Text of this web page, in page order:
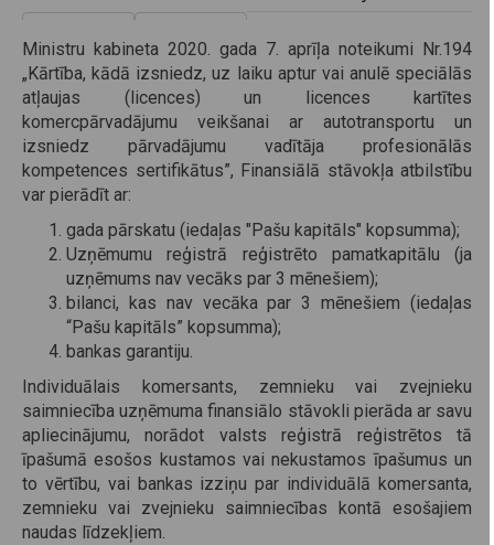
Ministru kabineta 2020. gada 7. aprīļa noteikumi Nr.194
„Kārtība, kādā izsniedz, uz laiku aptur vai anulē speciālās
atļaujas (licences) un licences kartītes
komercpārvadājumu veikšanai ar autotransportu un
izsniedz pārvadājumu vadītāja profesionālās
kompetences sertifikātus”, Finansiālā stāvokļa atbilstību
var pierādīt ar:
gada pārskatu (iedaļas "Pašu kapitāls" kopsumma);
Uzņēmumu reģistrā reģistrēto pamatkapitālu (ja
uzņēmums nav vecāks par 3 mēnešiem);
bilanci, kas nav vecāka par 3 mēnešiem (iedaļas
“Pašu kapitāls” kopsumma);
bankas garantiju.
Individuālais komersants, zemnieku vai zvejnieku
saimniecība uzņēmuma finansiālo stāvokli pierāda ar savu
apliecinājumu, norādot valsts reģistrā reģistrētos tā
īpašumā esošos kustamos vai nekustamos īpašumus un
to vērtību, vai bankas izziņu par individuālā komersanta,
zemnieku vai zvejnieku saimniecības kontā esošajiem
naudas līdzekļiem.